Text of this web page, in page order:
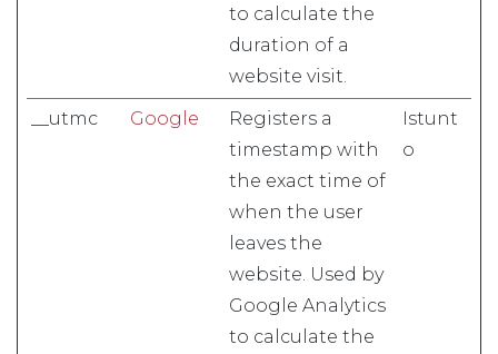
to calculate the
duration of a
website visit.
__utmc Google
Registers a
timestamp with
the exact time of
when the user
leaves the
website. Used by
Google Analytics
to calculate the
Istunt
o